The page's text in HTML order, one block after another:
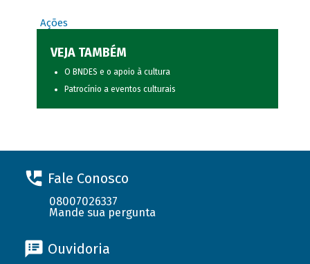
Ações
VEJA TAMBÉM
O BNDES e o apoio à cultura
Patrocínio a eventos culturais
Fale Conosco
08007026337
Mande sua pergunta
Ouvidoria